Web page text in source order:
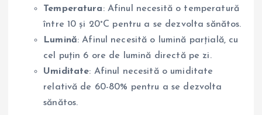
Temperatura: Afinul necesită o temperatură
între 10 și 20°C pentru a se dezvolta sănătos.
Lumină: Afinul necesită o lumină parțială, cu
cel puțin 6 ore de lumină directă pe zi.
Umiditate: Afinul necesită o umiditate
relativă de 60-80% pentru a se dezvolta
sănătos.